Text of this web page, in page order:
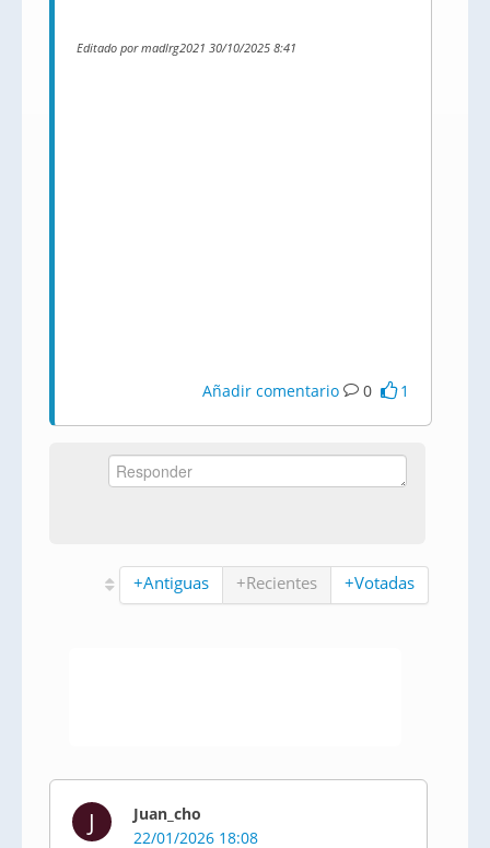
Editado por madlrg2021 30/10/2025 8:41
Añadir comentario 0 1
+Antiguas +Recientes +Votadas
J
Juan_cho
22/01/2026 18:08